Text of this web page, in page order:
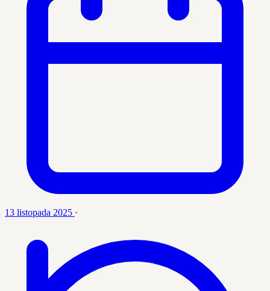
13 listopada 2025 ·